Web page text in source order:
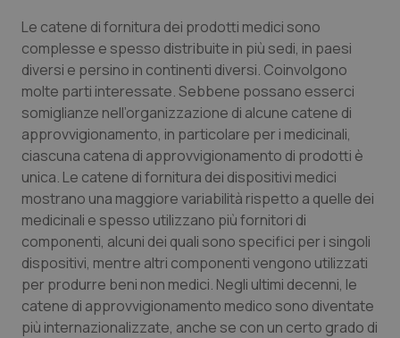
Veneto
Oncoematologia
Oncologia & Nutrizione
Psoriasi & pelle
Quotidiano Cardiologia
Quotidiano Chirurgia
Quotidiano Oncologia
Quotidiano Pediatria
Le catene di fornitura dei prodotti medici sono
complesse e spesso distribuite in più sedi, in paesi
diversi e persino in continenti diversi. Coinvolgono
molte parti interessate. Sebbene possano esserci
somiglianze nell’organizzazione di alcune catene di
approvvigionamento, in particolare per i medicinali,
ciascuna catena di approvvigionamento di prodotti è
unica. Le catene di fornitura dei dispositivi medici
mostrano una maggiore variabilità rispetto a quelle dei
medicinali e spesso utilizzano più fornitori di
componenti, alcuni dei quali sono specifici per i singoli
dispositivi, mentre altri componenti vengono utilizzati
per produrre beni non medici. Negli ultimi decenni, le
catene di approvvigionamento medico sono diventate
più internazionalizzate, anche se con un certo grado di